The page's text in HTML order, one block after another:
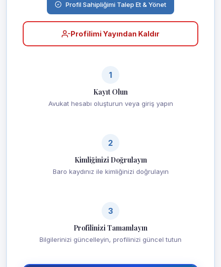
Profil Sahipliğimi Talep Et & Yönet
Profilimi Yayından Kaldır
1
Kayıt Olun
Avukat hesabı oluşturun veya giriş yapın
2
Kimliğinizi Doğrulayın
Baro kaydınız ile kimliğinizi doğrulayın
3
Profilinizi Tamamlayın
Bilgilerinizi güncelleyin, profilinizi güncel tutun